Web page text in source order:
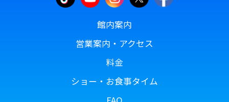
館内案内
営業案内・アクセス
料金
ショー・お食事タイム